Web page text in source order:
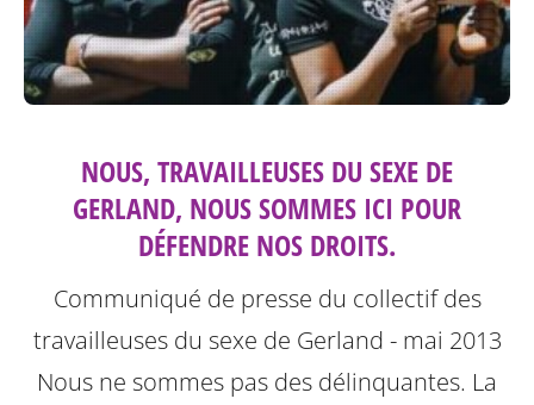
NOUS, TRAVAILLEUSES DU SEXE DE
GERLAND, NOUS SOMMES ICI POUR
DÉFENDRE NOS DROITS.
Communiqué de presse du collectif des
travailleuses du sexe de Gerland - mai 2013
Nous ne sommes pas des délinquantes. La